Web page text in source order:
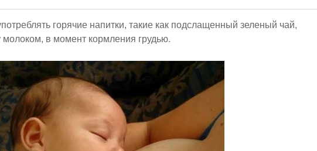
горячие напитки, такие как подслащенный зеленый чай,
в момент кормления грудью.